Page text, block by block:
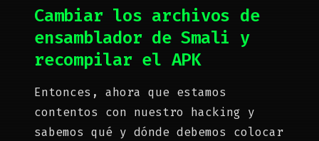
Cambiar los archivos de
ensamblador de Smali y
recompilar el APK
Entonces, ahora que estamos
contentos con nuestro hacking y
sabemos qué y dónde debemos colocar